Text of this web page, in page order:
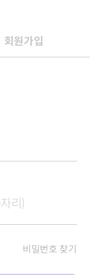
회원가입
비밀번호 찾기